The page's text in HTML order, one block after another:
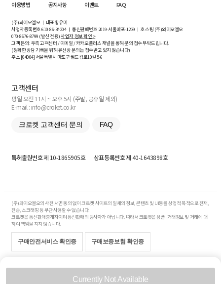
Currently Not Available
이용방법
공지사항 이벤트 FAQ
(주)와이오엘오 ㅣ 대표 황유미
사업자등록번호610-86-34204ㅣ 통신판매번호 2019-서울마포-1239 ㅣ 호스팅 (주)와이오엘오
070-8676-8799 (발신 전용)사업자 정보 확인 >
고객 문의: 우측 고객센터 / 이메일 / 카카오플러스 채널을 통해 문의 접수 부탁드립니다.
(정확한 상담 기록을 위해 유선상 문의는 접수받고 있지 않습니다)
주소 [04004] 서울특별시 마포구 월드컵로10길5-6
고객센터
평일 오전 11시 ~ 오후 5시 (주말, 공휴일 제외)
E-mail : info@croket.co.kr
크로켓 고객센터 문의 FAQ
특허출원번호제 10-1865905호 상표등록번호제 40-1643898호
(주)와이오엘오의 사전 서면 동의 없이 크로켓 사이트의 일체의 정보, 콘텐츠 및 UI등을 상업적 목적으로 전재,
전송, 스크래핑 등 무단 사용할 수 없습니다.
크로켓은 통신판매중개자이며 통신판매의 당사자가 아닙니다. 따라서 크로켓은 상품·거래정보 및 거래에 대
하여 책임을 지지 않습니다.
구매안전서비스 확인증 구매보증보험 확인증